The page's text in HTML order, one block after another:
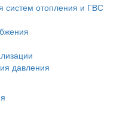
систем отопления и ГВС
давления